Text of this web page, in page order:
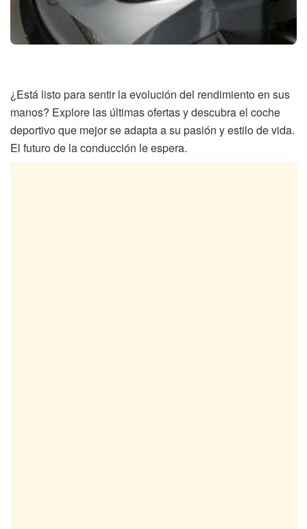
¿Está listo para sentir la evolución del rendimiento en sus
manos? Explore las últimas ofertas y descubra el coche
deportivo que mejor se adapta a su pasión y estilo de vida.
El futuro de la conducción le espera.